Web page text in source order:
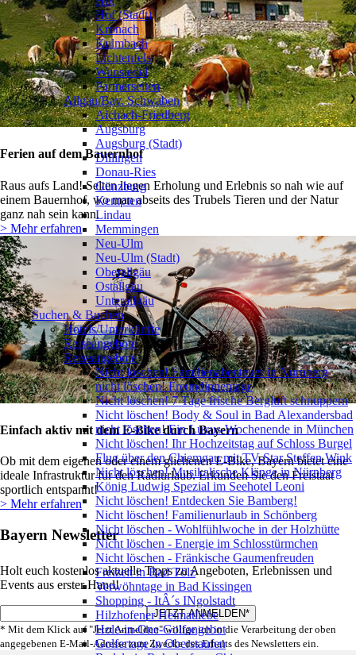
Ferien auf dem Bauernhof
Raus aufs Land! Selten liegen Erholung und Erlebnis so nah wie auf
einem Bauernhof, wo man abseits des Trubels Tieren und der Natur
ganz nah sein kann.
> Mehr erfahren
Einfach aktiv mit dem E-Bike durch Bayern
Ob mit dem eigenen oder einem gliehenen E-Bike, Bayern bietet eine
ideale Infrastruktur für den Radlurlaub. Erkunden Sie den Freistaat
sportlich entspannt!
> Mehr erfahren
Bayern Newsletter
Holt euch kostenlos aktuelle Tipps zu Angeboten, Erlebnissen und
Events aus erster Hand!
* Mit dem Klick auf "Jetzt Anmelden" willige ich in die Verarbeitung der oben
angegebenen E-Mail-Adresse zum Zwecke des Erhalts des Newsletters ein.
Hof (Stadt)
Kronach
Kulmbach
Lichtenfels
Wunsiedel
Partnerseiten
Allgäu/Bay. Schwaben
❯
Aichach-Friedberg
Augsburg
Augsburg (Stadt)
Dillingen
Donau-Ries
Günzburg
Kempten
Lindau
Memmingen
Neu-Ulm
Neu-Ulm (Stadt)
Oberallgäu
Ostallgäu
Unterallgäu
Suchen & Buchen
Hotels/Unterkünfte
Reiseangebote
Reiseangebote
❯
Nicht löschen! Familienabenteuer in Nürnberg
nicht löschen! Freundinnentage
Nicht löschen! 7 Tage frische Bergluft schnuppern
Nicht löschen! Body & Soul in Bad Alexandersbad
nicht löschen! Ein Luxus-Wochenende in München
Nicht löschen! Ihr Hochzeitstag auf Schloss Burgel
Flug über den Chiemgau mit TV-Star Steffen Wink
Nicht löschen! Musikalische Klänge in Nürnberg
König Ludwig Spezial im Seehotel Leoni
Nicht löschen! Entdecken Sie Bamberg!
Nicht löschen! Familienurlaub in Schönberg
Nicht löschen - Wohlfühlwoche in der Holzhütte
Nicht löschen - Energie im Schlosstürmchen
Nicht löschen - Fränkische Gaumenfreuden
Freizeit in Bad Tölz
Verwöhntage in Bad Kissingen
Shopping - ItÂ´s INgolstadt
Hilzhofener Heimatliebe
Hole-in-One-Golfangebot
Golfertage in Oberstaufen